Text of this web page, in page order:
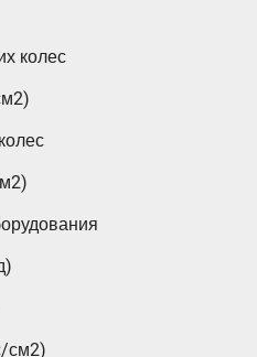
колес
см2)